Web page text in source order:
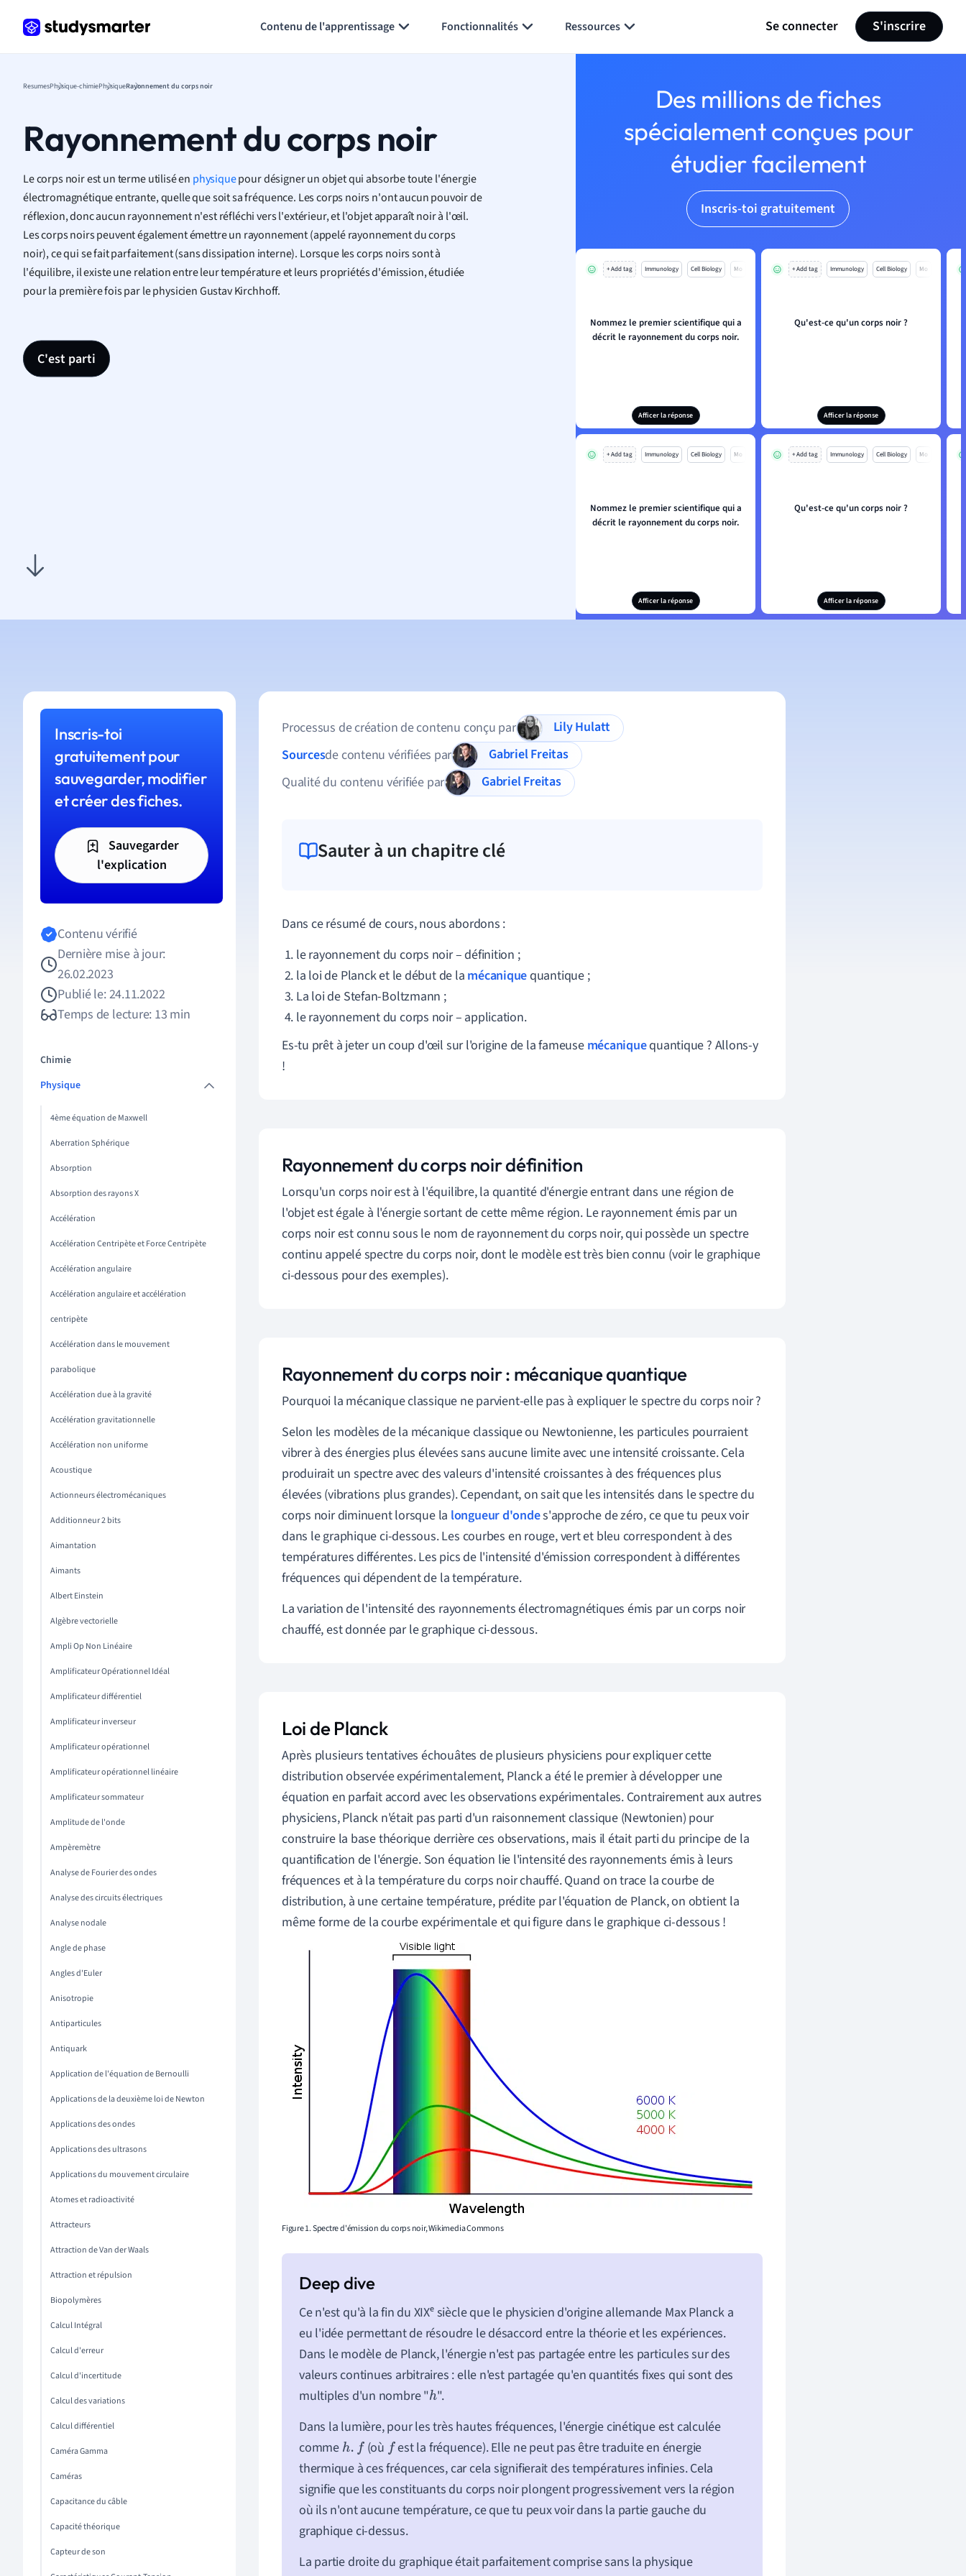
Contenu de l'apprentissage Fonctionnalités Ressources Se connecter S'inscrire
ResumesPhysique-chimiePhysiqueRayonnement du corps noir
Rayonnement du corps noir
Le corps noir est un terme utilisé en physiquepour désigner un objet qui absorbe toute l'énergie
électromagnétique entrante, quelle que soit sa fréquence. Les corps noirs n'ont aucun pouvoir de
réflexion, donc aucun rayonnement n'est réfléchi vers l'extérieur, et l'objet apparaît noir à l'œil.
Les corps noirs peuvent également émettre un rayonnement (appelé rayonnement du corps
noir), ce qui se fait parfaitement (sans dissipation interne). Lorsque les corps noirs sont à
l'équilibre, il existe une relation entre leur température et leurs propriétés d'émission, étudiée
pour la première fois par le physicien Gustav Kirchhoff.
C'est parti
Des millions de fiches
spécialement conçues pour
étudier facilement
Inscris-toi gratuitement
+ Add tag Immunology Cell Biology Mo
Nommez le premier scientifique qui a
décrit le rayonnement du corps noir.
Afficer la réponse
+ Add tag Immunology Cell Biology Mo
Qu'est-ce qu'un corps noir ?
Afficer la réponse
+ Add tag Immunology Cell Biology Mo
Nommez le premier scientifique qui a
décrit le rayonnement du corps noir.
Afficer la réponse
+ Add tag Immunology Cell Biology Mo
Qu'est-ce qu'un corps noir ?
Afficer la réponse
Inscris-toi
gratuitement pour
sauvegarder, modifier
et créer des fiches.
Sauvegarder
l'explication
Contenu vérifié
Dernière mise à jour:
26.02.2023
Publié le: 24.11.2022
Temps de lecture: 13 min
Chimie
Physique
4ème équation de Maxwell
Aberration Sphérique
Absorption
Absorption des rayons X
Accélération
Accélération Centripète et Force Centripète
Accélération angulaire
Accélération angulaire et accélération
centripète
Accélération dans le mouvement
parabolique
Accélération due à la gravité
Accélération gravitationnelle
Accélération non uniforme
Acoustique
Actionneurs électromécaniques
Additionneur 2 bits
Aimantation
Aimants
Albert Einstein
Algèbre vectorielle
Ampli Op Non Linéaire
Amplificateur Opérationnel Idéal
Amplificateur différentiel
Amplificateur inverseur
Amplificateur opérationnel
Amplificateur opérationnel linéaire
Amplificateur sommateur
Amplitude de l'onde
Ampèremètre
Analyse de Fourier des ondes
Analyse des circuits électriques
Analyse nodale
Angle de phase
Angles d'Euler
Anisotropie
Antiparticules
Antiquark
Application de l'équation de Bernoulli
Applications de la deuxième loi de Newton
Applications des ondes
Applications des ultrasons
Applications du mouvement circulaire
Atomes et radioactivité
Attracteurs
Attraction de Van der Waals
Attraction et répulsion
Biopolymères
Calcul Intégral
Calcul d'erreur
Calcul d'incertitude
Calcul des variations
Calcul différentiel
Caméra Gamma
Caméras
Capacitance du câble
Capacité théorique
Capteur de son
Processus de création de contenu conçu par
Lily Hulatt
Sourcesde contenu vérifiées par
Gabriel Freitas
Qualité du contenu vérifiée par
Gabriel Freitas
Sauter à un chapitre clé
Dans ce résumé de cours, nous abordons :
le rayonnement du corps noir – définition ;
la loi de Planck et le début de la mécaniquequantique ;
La loi de Stefan-Boltzmann ;
le rayonnement du corps noir – application.
Es-tu prêt à jeter un coup d'œil sur l'origine de la fameuse mécaniquequantique ? Allons-y
!
Rayonnement du corps noir définition
Lorsqu'un corps noir est à l'équilibre, la quantité d'énergie entrant dans une région de
l'objet est égale à l'énergie sortant de cette même région. Le rayonnement émis par un
corps noir est connu sous le nom de rayonnement du corps noir, qui possède un spectre
continu appelé spectre du corps noir, dont le modèle est très bien connu (voir le graphique
ci-dessous pour des exemples).
Rayonnement du corps noir : mécanique quantique
Pourquoi la mécanique classique ne parvient-elle pas à expliquer le spectre du corps noir ?
Selon les modèles de la mécanique classique ou Newtonienne, les particules pourraient
vibrer à des énergies plus élevées sans aucune limite avec une intensité croissante. Cela
produirait un spectre avec des valeurs d'intensité croissantes à des fréquences plus
élevées (vibrations plus grandes). Cependant, on sait que les intensités dans le spectre du
corps noir diminuent lorsque la longueur d'ondes'approche de zéro, ce que tu peux voir
dans le graphique ci-dessous. Les courbes en rouge, vert et bleu correspondent à des
températures différentes. Les pics de l'intensité d'émission correspondent à différentes
fréquences qui dépendent de la température.
La variation de l'intensité des rayonnements électromagnétiques émis par un corps noir
chauffé, est donnée par le graphique ci-dessous.
Loi de Planck
Après plusieurs tentatives échouâtes de plusieurs physiciens pour expliquer cette
distribution observée expérimentalement, Planck a été le premier à développer une
équation en parfait accord avec les observations expérimentales. Contrairement aux autres
physiciens, Planck n'était pas parti d'un raisonnement classique (Newtonien) pour
construire la base théorique derrière ces observations, mais il était parti du principe de la
quantification de l'énergie. Son équation lie l'intensité des rayonnements émis à leurs
fréquences et à la température du corps noir chauffé. Quand on trace la courbe de
distribution, à une certaine température, prédite par l'équation de Planck, on obtient la
même forme de la courbe expérimentale et qui figure dans le graphique ci-dessous !
Figure 1. Spectre d'émission du corps noir, Wikimedia Commons
Ce n'est qu'à la fin du XIXᵉ siècle que le physicien d'origine allemande Max Planck a
eu l'idée permettant de résoudre le désaccord entre la théorie et les expériences.
Dans le modèle de Planck, l'énergie n'est pas partagée entre les particules sur des
valeurs continues arbitraires : elle n'est partagée qu'en quantités fixes qui sont des
multiples d'un nombre "h".
Dans la lumière, pour les très hautes fréquences, l'énergie cinétique est calculée
comme h.f (où f est la fréquence). Elle ne peut pas être traduite en énergie
thermique à ces fréquences, car cela signifierait des températures infinies. Cela
signifie que les constituants du corps noir plongent progressivement vers la région
où ils n'ont aucune température, ce que tu peux voir dans la partie gauche du
graphique ci-dessus.
La partie droite du graphique était parfaitement comprise sans la physique